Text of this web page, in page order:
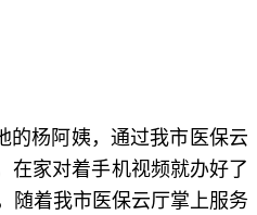
的杨阿姨，通过我市医保云
在家对着手机视频就办好了
随着我市医保云厅掌上服务